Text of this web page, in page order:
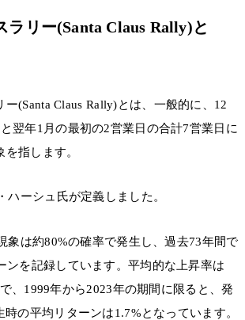
ラリー(Santa Claus Rally)と
(Santa Claus Rally)とは、一般的に、12
翌年1月の最初の2営業日の合計7営業日に
指します。
ハーシュ氏が定義しました。
象は約80%の確率で発生し、過去73年間で
ンを記録しています。平均的な上昇率は
、1999年から2023年の期間に限ると、発
の平均リターンは1.7%となっています。